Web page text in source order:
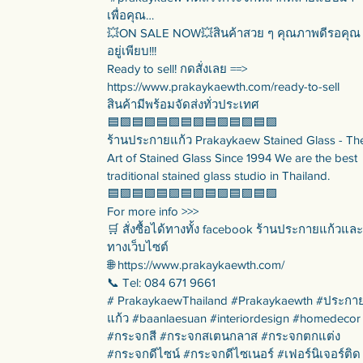
เพื่อคุณ…
💥ON SALE NOW💥สินค้าสวย ๆ คุณภาพดีรอคุณ
อยู่เพียบ!!!
Ready to sell! กดสั่งเลย ==>
https://www.prakaykaewth.com/ready-to-sell
สินค้ามีพร้อมจัดส่งทั่วประเทศ
🟦🟪🟦🟪🟦🟪🟦🟪🟦🟪🟦🟪🟦🟪
ร้านประกายแก้ว Prakaykaew Stained Glass -
Art of Stained Glass Since 1994 We are the best
traditional stained glass studio in Thailand.
🟦🟪🟦🟪🟦🟪🟦🟪🟦🟪🟦🟪🟦🟪
For more info >>>
🛒 สั่งซื้อได้ทางทั้ง facebook ร้านประกายแก้วและ
ทางเว็บไซต์
🌐 https://www.prakaykaewth.com/
📞 Tel: 084 671 9661
# PrakaykaewThailand #Prakaykaewth #ประกา
แก้ว #baanlaesuan #interiordesign #homedecor
#กระจกสี #กระจกสเตนกลาส #กระจกตกแต่ง
#กระจกดีไซน์ #กระจกดีไซเนอร์ #เฟอร์นิเจอร์ติด